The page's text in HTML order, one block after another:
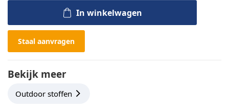
In winkelwagen
Staal aanvragen
Bekijk meer
Outdoor stoffen